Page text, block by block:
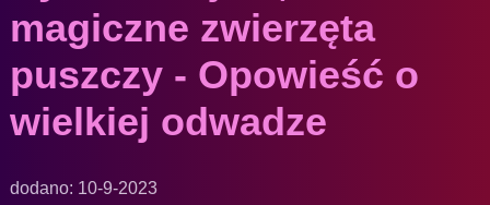
magiczne zwierzęta
puszczy - Opowieść o
wielkiej odwadze
dodano: 10-9-2023